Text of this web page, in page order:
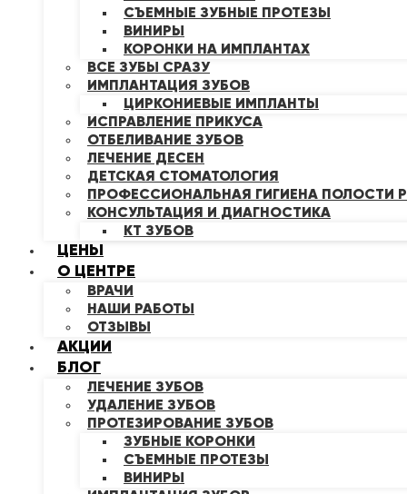
СЪЕМНЫЕ ЗУБНЫЕ ПРОТЕЗЫ
ВИНИРЫ
КОРОНКИ НА ИМПЛАНТАХ
ВСЕ ЗУБЫ СРАЗУ
ИМПЛАНТАЦИЯ ЗУБОВ
ЦИРКОНИЕВЫЕ ИМПЛАНТЫ
ИСПРАВЛЕНИЕ ПРИКУСА
ОТБЕЛИВАНИЕ ЗУБОВ
ЛЕЧЕНИЕ ДЕСЕН
ДЕТСКАЯ СТОМАТОЛОГИЯ
ПРОФЕССИОНАЛЬНАЯ ГИГИЕНА ПОЛОСТИ
КОНСУЛЬТАЦИЯ И ДИАГНОСТИКА
КТ ЗУБОВ
ЦЕНЫ
О ЦЕНТРЕ
ВРАЧИ
НАШИ РАБОТЫ
ОТЗЫВЫ
АКЦИИ
БЛОГ
ЛЕЧЕНИЕ ЗУБОВ
УДАЛЕНИЕ ЗУБОВ
ПРОТЕЗИРОВАНИЕ ЗУБОВ
ЗУБНЫЕ КОРОНКИ
СЪЕМНЫЕ ПРОТЕЗЫ
ВИНИРЫ